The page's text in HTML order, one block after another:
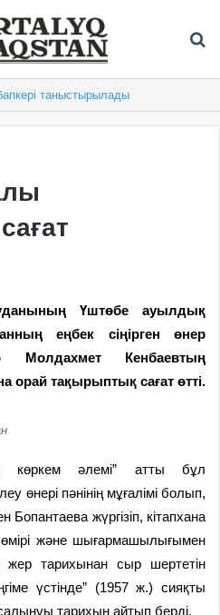
таныстырылады
Үштөбе ауылдық
еңбек сіңірген өнер
Молдахмет Кенбаевтың
орай тақырыптық сағат өтті.
көркем әлемі” атты бұл
өнері пәнінің мұғалімі болып,
Бопантаева жүргізіп, кітапхана
және шығармашылығымен
тарихынан сыр шертетін
үстінде” (1957 ж.) сияқты
тарихын айтып берді.